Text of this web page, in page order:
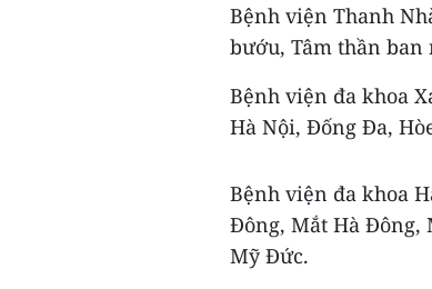
Bệnh viện Thanh
bướu, Tâm thần ban
Bệnh viện đa khoa
Hà Nội, Đống Đa,
Bệnh viện đa khoa
Đông, Mắt Hà Đông,
Mỹ Đức.